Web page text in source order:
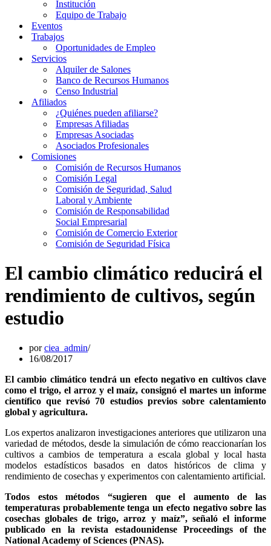
Institución
Equipo de Trabajo
Eventos
Trabajos
Oportunidades de Empleo
Servicios
Alquiler de Salones
Banco de Recursos Humanos
Censo Industrial
Afiliados
¿Quiénes pueden afiliarse?
Empresas Afiliadas
Empresas Asociadas
Asociados Profesionales
Comisiones
Comisión de Recursos Humanos
Comisión Legal
Comisión de Seguridad, Salud
Laboral y Ambiente
Comisión de Responsabilidad
Social Empresarial
Comisión de Comercio Exterior
Comisión de Seguridad Física
El cambio climático reducirá el
rendimiento de cultivos, según
estudio
porciea_admin
16/08/2017
El cambio climático tendrá un efecto negativo en cultivos clave
como el trigo, el arroz y el maíz, consignó el martes un informe
científico que revisó 70 estudios previos sobre calentamiento
global y agricultura.
Los expertos analizaron investigaciones anteriores que utilizaron una
variedad de métodos, desde la simulación de cómo reaccionarían los
cultivos a cambios de temperatura a escala global y local hasta
modelos estadísticos basados ​​en datos históricos de clima y
rendimiento de cosechas y experimentos con calentamiento artificial.
Todos estos métodos “sugieren que el aumento de las
temperaturas probablemente tenga un efecto negativo sobre las
cosechas globales de trigo, arroz y maíz”, señaló el informe
publicado en la revista estadounidense Proceedings of the
National Academy of Sciences (PNAS).